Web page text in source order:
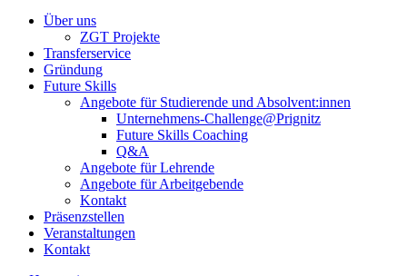
Über uns
ZGT Projekte
Transferservice
Gründung
Future Skills
Angebote für Studierende und Absolvent:innen
Unternehmens-Challenge@Prignitz
Future Skills Coaching
Q&A
Angebote für Lehrende
Angebote für Arbeitgebende
Kontakt
Präsenzstellen
Veranstaltungen
Kontakt